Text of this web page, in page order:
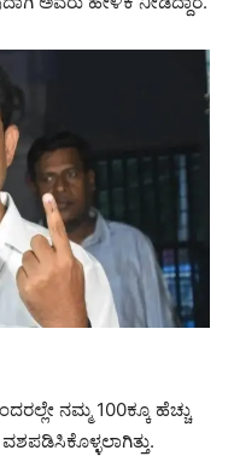
ನಮ್ಮ 100ಕ್ಕೂ ಹೆಚ್ಚು